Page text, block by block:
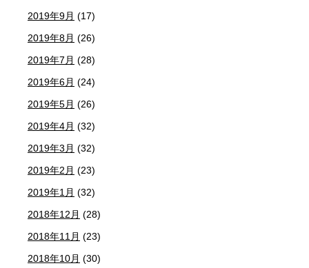
2019年9月 (17)
2019年8月 (26)
2019年7月 (28)
2019年6月 (24)
2019年5月 (26)
2019年4月 (32)
2019年3月 (32)
2019年2月 (23)
2019年1月 (32)
2018年12月 (28)
2018年11月 (23)
2018年10月 (30)